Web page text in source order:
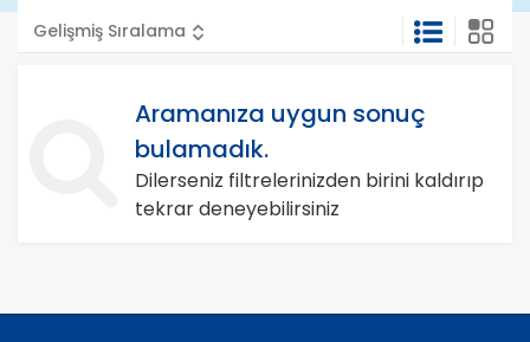
Gelişmiş Sıralama
Aramanıza uygun sonuç
bulamadık.
Dilerseniz filtrelerinizden birini kaldırıp
tekrar deneyebilirsiniz